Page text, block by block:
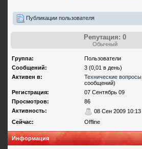
Публикации пользователя
Репутация: 0
Обычный
Группа:
Пользователи
Сообщений:
3 (0,01 в день)
Активен в:
Технические вопросы
сообщений)
Регистрация:
07 Сентябрь 09
Просмотров:
86
Активность:
08 Сен 2009 10:13
Сейчас:
Offline
Информация